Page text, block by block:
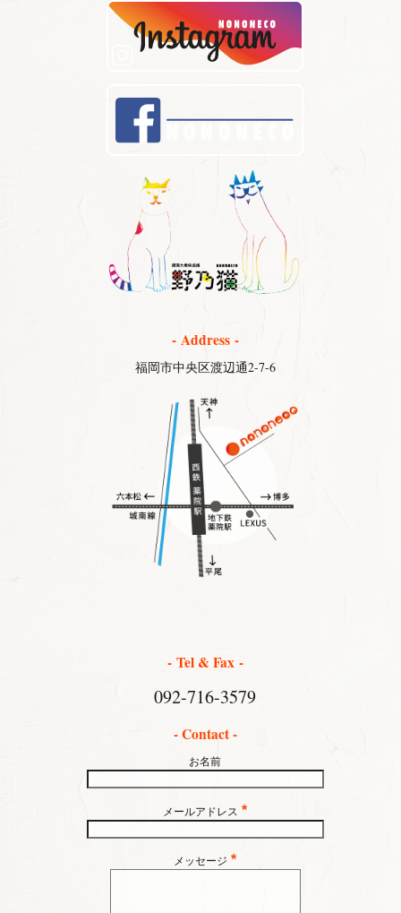
- Address -
福岡市中央区渡辺通2-7-6
- Tel & Fax -
092-716-3579
- Contact -
お名前
メールアドレス *
メッセージ *